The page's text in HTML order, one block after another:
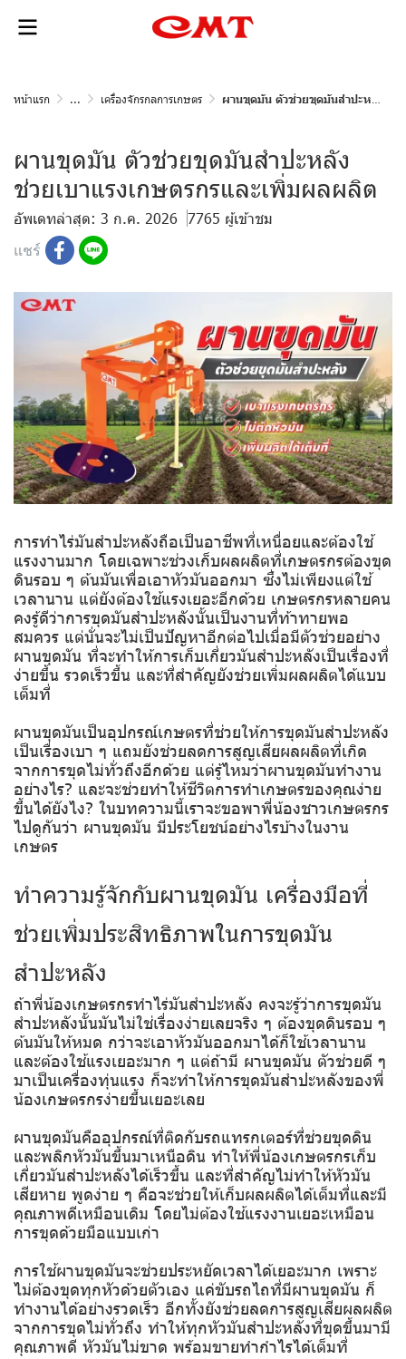
หน้าแรก ... เครื่องจักรกลการเกษตร ผานขุดมัน ตัวช่วยขุดมันสำปะหลัง ช่วยเบาแรงเกษตรกรและเพิ่มผลผลิต
ผานขุดมัน ตัวช่วยขุดมันสำปะหลัง
ช่วยเบาแรงเกษตรกรและเพิ่มผลผลิต
อัพเดทล่าสุด: 3 ก.ค. 2026 7765 ผู้เข้าชม
แชร์
การทำไร่มันสำปะหลังถือเป็นอาชีพที่เหนื่อยและต้องใช้
แรงงานมาก โดยเฉพาะช่วงเก็บผลผลิตที่เกษตรกรต้องขุด
ดินรอบ ๆ ต้นมันเพื่อเอาหัวมันออกมา ซึ่งไม่เพียงแต่ใช้
เวลานาน แต่ยังต้องใช้แรงเยอะอีกด้วย เกษตรกรหลายคน
คงรู้ดีว่าการขุดมันสำปะหลังนั้นเป็นงานที่ท้าทายพอ
สมควร แต่นั่นจะไม่เป็นปัญหาอีกต่อไปเมื่อมีตัวช่วยอย่าง
ผานขุดมัน ที่จะทำให้การเก็บเกี่ยวมันสำปะหลังเป็นเรื่องที่
ง่ายขึ้น รวดเร็วขึ้น และที่สำคัญยังช่วยเพิ่มผลผลิตได้แบบ
เต็มที่
ผานขุดมันเป็นอุปกรณ์เกษตรที่ช่วยให้การขุดมันสำปะหลัง
เป็นเรื่องเบา ๆ แถมยังช่วยลดการสูญเสียผลผลิตที่เกิด
จากการขุดไม่ทั่วถึงอีกด้วย แต่รู้ไหมว่าผานขุดมันทำงาน
อย่างไร? และจะช่วยทำให้ชีวิตการทำเกษตรของคุณง่าย
ขึ้นได้ยังไง? ในบทความนี้เราจะขอพาพี่น้องชาวเกษตรกร
ไปดูกันว่า ผานขุดมัน มีประโยชน์อย่างไรบ้างในงาน
เกษตร
ทำความรู้จักกับผานขุดมัน เครื่องมือที่
ช่วยเพิ่มประสิทธิภาพในการขุดมัน
สำปะหลัง
ถ้าพี่น้องเกษตรกรทำไร่มันสำปะหลัง คงจะรู้ว่าการขุดมัน
สำปะหลังนั้นมันไม่ใช่เรื่องง่ายเลยจริง ๆ ต้องขุดดินรอบ ๆ
ต้นมันให้หมด กว่าจะเอาหัวมันออกมาได้ก็ใช้เวลานาน
และต้องใช้แรงเยอะมาก ๆ แต่ถ้ามี ผานขุดมัน ตัวช่วยดี ๆ
มาเป็นเครื่องทุ่นแรง ก็จะทำให้การขุดมันสำปะหลังของพี่
น้องเกษตรกรง่ายขึ้นเยอะเลย
ผานขุดมันคืออุปกรณ์ที่ติดกับรถแทรกเตอร์ที่ช่วยขุดดิน
และพลิกหัวมันขึ้นมาเหนือดิน ทำให้พี่น้องเกษตรกรเก็บ
เกี่ยวมันสำปะหลังได้เร็วขึ้น และที่สำคัญไม่ทำให้หัวมัน
เสียหาย พูดง่าย ๆ คือจะช่วยให้เก็บผลผลิตได้เต็มที่และมี
คุณภาพดีเหมือนเดิม โดยไม่ต้องใช้แรงงานเยอะเหมือน
การขุดด้วยมือแบบเก่า
การใช้ผานขุดมันจะช่วยประหยัดเวลาได้เยอะมาก เพราะ
ไม่ต้องขุดทุกหัวด้วยตัวเอง แค่ขับรถไถที่มีผานขุดมัน ก็
ทำงานได้อย่างรวดเร็ว อีกทั้งยังช่วยลดการสูญเสียผลผลิต
จากการขุดไม่ทั่วถึง ทำให้ทุกหัวมันสำปะหลังที่ขุดขึ้นมามี
คุณภาพดี หัวมันไม่ขาด พร้อมขายทำกำไรได้เต็มที่